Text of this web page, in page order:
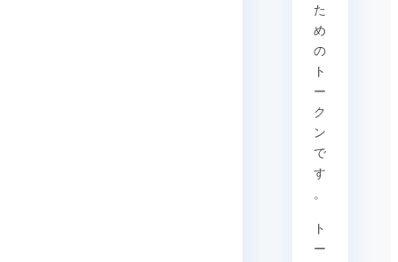
た
め
の
ト
ー
ク
ン
で
す
。
ト
ー